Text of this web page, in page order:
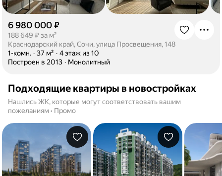
6 980 000 ₽
188 649 ₽ за м²
Краснодарский край, Сочи, улица Просвещения, 148
1-комн. · 37 м² · 4 этаж из 10
Построен в 2013 · Монолитный
Подходящие квартиры в новостройках
Нашлись ЖК, которые могут соответствовать вашим
пожеланиям • Промо